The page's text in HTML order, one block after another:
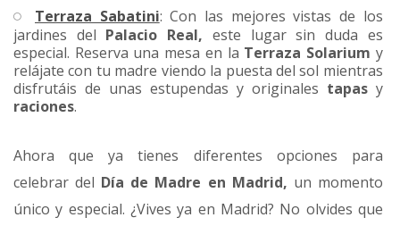
Terraza Sabatini: Con las mejores vistas de los
jardines del Palacio Real, este lugar sin duda es
especial. Reserva una mesa en la Terraza Solarium y
relájate con tu madre viendo la puesta del sol mientras
disfrutáis de unas estupendas y originales tapasy
raciones.
Ahora que ya tienes diferentes opciones para
celebrar del Día de Madre en Madrid, un momento
único y especial. ¿Vives ya en Madrid? No olvides que